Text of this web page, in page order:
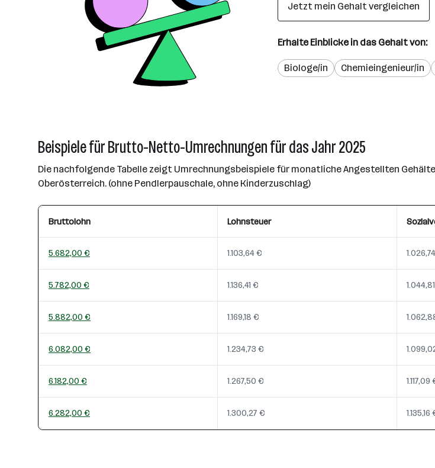
Jetzt mein Gehalt vergleichen
Erhalte Einblicke in das Gehalt von:
Biologe/in Chemieingenieur/in
Beispiele für Brutto-Netto-Umrechnungen für das Jahr 2025
Die nachfolgende Tabelle zeigt Umrechnungsbeispiele für monatliche Angestellten
Oberösterreich. (ohne Pendlerpauschale, ohne Kinderzuschlag)
Bruttolohn Lohnsteuer
5.682,00 € 1.103,64 €
5.782,00 € 1.136,41 €
5.882,00 € 1.169,18 €
6.082,00 € 1.234,73 €
6.182,00 € 1.267,50 € 1.117,09
6.282,00 € 1.300,27 € 1.135,16